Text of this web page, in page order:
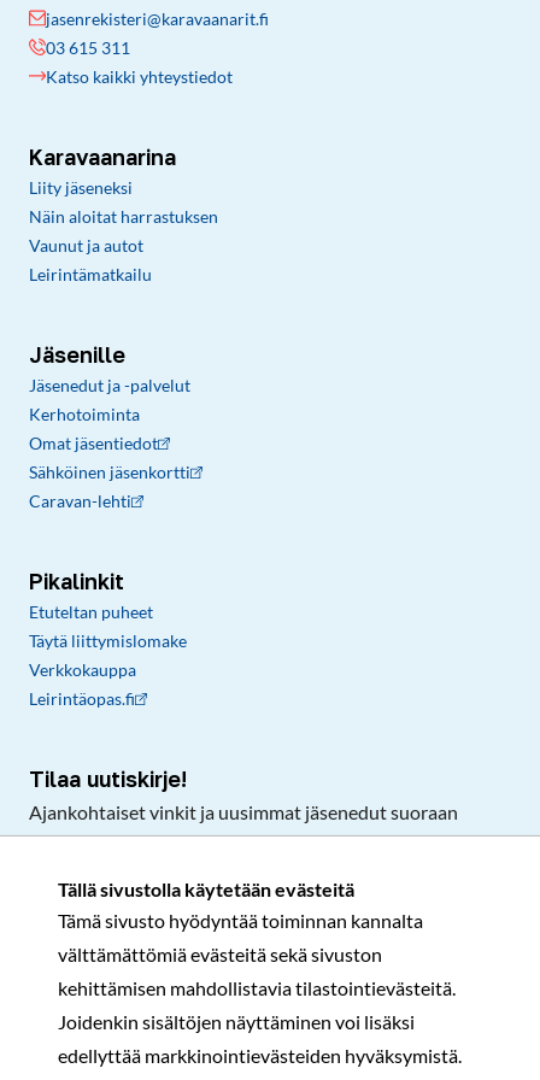
Tällä sivustolla käytetään evästeitä
Tämä sivusto hyödyntää toiminnan kannalta
välttämättömiä evästeitä sekä sivuston
kehittämisen mahdollistavia tilastointievästeitä.
Joidenkin sisältöjen näyttäminen voi lisäksi
edellyttää markkinointievästeiden hyväksymistä.
jasenrekisteri@karavaanarit.fi
03 615 311
Katso kaikki yhteystiedot
Karavaanarina
Liity jäseneksi
Näin aloitat harrastuksen
Vaunut ja autot
Leirintämatkailu
Jäsenille
Jäsenedut ja -palvelut
Kerhotoiminta
Omat jäsentiedot
Sähköinen jäsenkortti
Caravan-lehti
Pikalinkit
Etuteltan puheet
Täytä liittymislomake
Verkkokauppa
Leirintäopas.fi
Tilaa uutiskirje!
Ajankohtaiset vinkit ja uusimmat jäsenedut suoraan
Rekisteri- ja tietosuojaselosteSopimusehdot